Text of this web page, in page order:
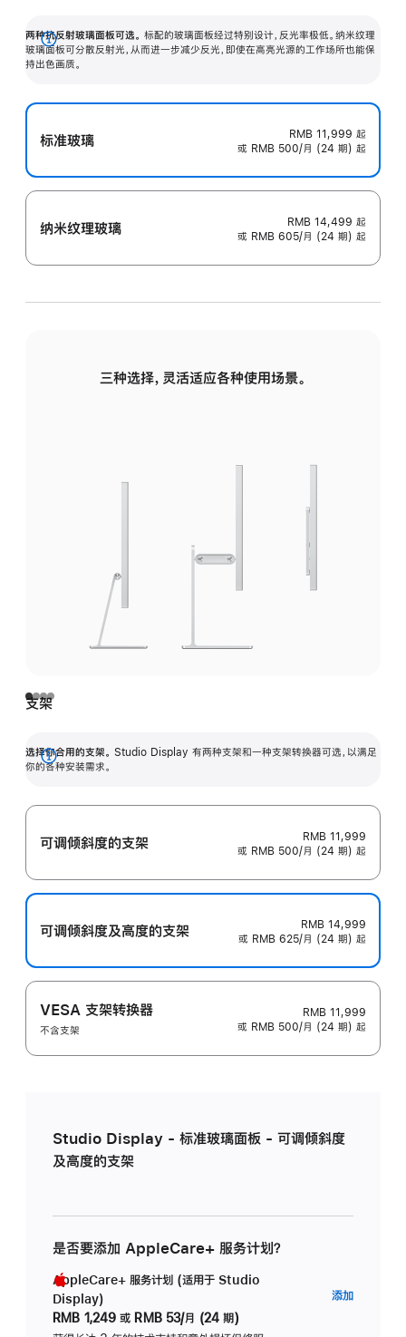
两种抗反射玻璃面板可选。 标配的玻璃面板经过特别设计，反光率极低。纳米纹理
玻璃面板可分散反射光，从而进一步减少反光，即使在高亮光源的工作场所也能保
持出色画质。
展
开
标准玻璃 RMB 11,999 起
或 RMB 500/月 (24 期) 起
纳米纹理玻璃 RMB 14,499 起
或 RMB 605/月 (24 期) 起
三种选择，灵活适应各种使用场景。
支架
选择你合用的支架。 Studio Display 有两种支架和一种支架转换器可选，以满足
你的各种安装需求。
展
可调倾斜度的支架
RMB 11,999
或 RMB 500/月 (24 期) 起
可调倾斜度及高‍度的支‍架
RMB 14,999
或 RMB 625/月 (24 期) 起
VESA 支架转换器
不含支架
RMB 11,999
或 RMB 500/月 (24 期) 起
Studio Display - 标准玻璃面板 - 可调倾斜度
及高度的支架
是否要添加 AppleCare+ 服务计划？
AppleCare+ 服务计划 (适用于 Studio
Display)
RMB 1,249 或 RMB 53/月 (24 期)
添加